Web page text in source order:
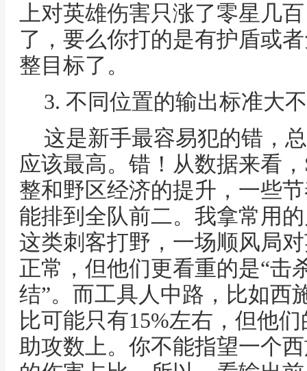
上对英雄伤害只涨了零星几
了，要么你打的是有护盾或
整目标了。
3. 不同位置的输出标准大
这是新手最容易犯的错，
应该最高。错！从数据来看
整和野区经济的提升，一些
能排到全队前二。我拿常用
这类刺客打野，一场顺风局
正常，但他们更看重的是“击
结”。而工具人中路，比如西
比可能只有15%左右，但他
助攻数上。你不能指望一个